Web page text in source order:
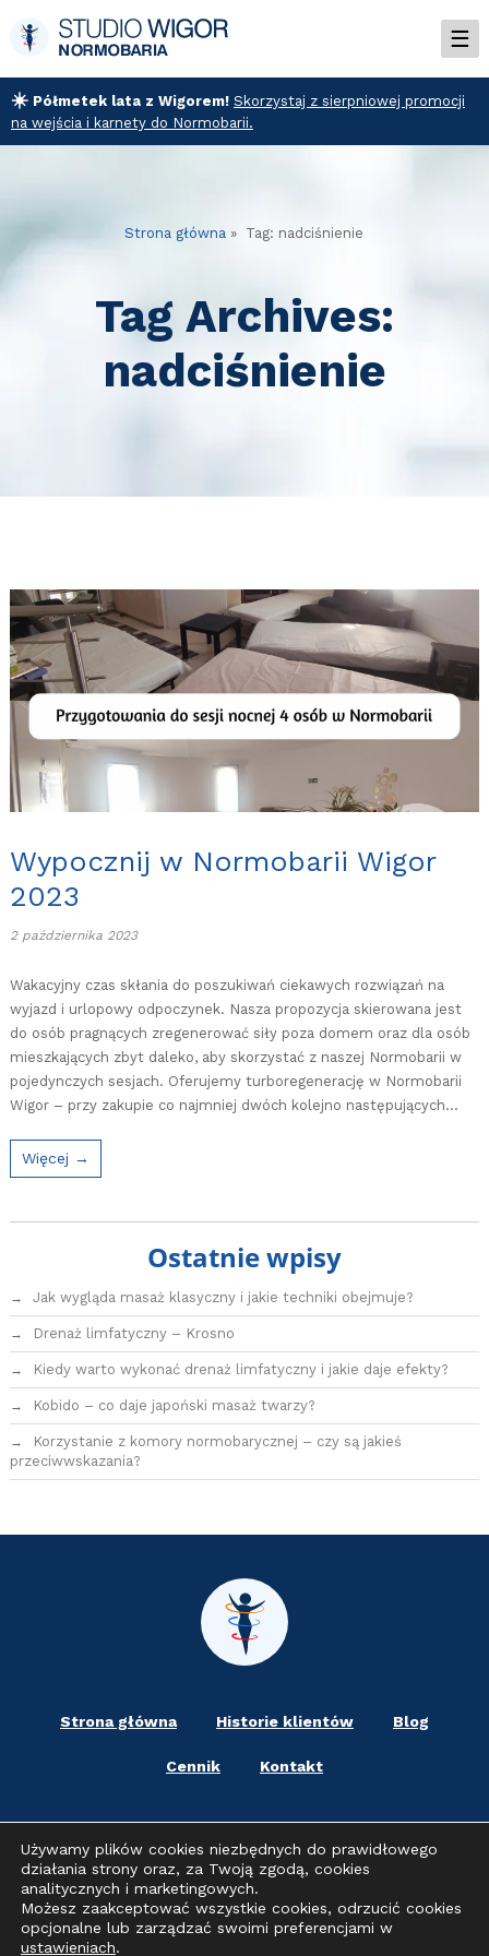
☀️ Półmetek lata z Wigorem! Skorzystaj z sierpniowej promocji
na wejścia i karnety do Normobarii.
Strona główna » Tag: nadciśnienie
Tag Archives:
nadciśnienie
Wypocznij w Normobarii Wigor
2023
2 października 2023
Wakacyjny czas skłania do poszukiwań ciekawych rozwiązań na
wyjazd i urlopowy odpoczynek. Nasza propozycja skierowana jest
do osób pragnących zregenerować siły poza domem oraz dla osób
mieszkających zbyt daleko, aby skorzystać z naszej Normobarii w
pojedynczych sesjach. Oferujemy turboregenerację w Normobarii
Wigor – przy zakupie co najmniej dwóch kolejno następujących…
Więcej →
Ostatnie wpisy
Jak wygląda masaż klasyczny i jakie techniki obejmuje?
Drenaż limfatyczny – Krosno
Kiedy warto wykonać drenaż limfatyczny i jakie daje efekty?
Kobido – co daje japoński masaż twarzy?
Korzystanie z komory normobarycznej – czy są jakieś
przeciwwskazania?
Strona główna Historie klientów Blog
Cennik Kontakt
Jasło Strzyżów Sanok Gorlice
Brzozów Korczyna
Używamy plików cookies niezbędnych do prawidłowego
działania strony oraz, za Twoją zgodą, cookies
analitycznych i marketingowych.
Możesz zaakceptować wszystkie cookies, odrzucić cookies
opcjonalne lub zarządzać swoimi preferencjami w
ustawieniach.